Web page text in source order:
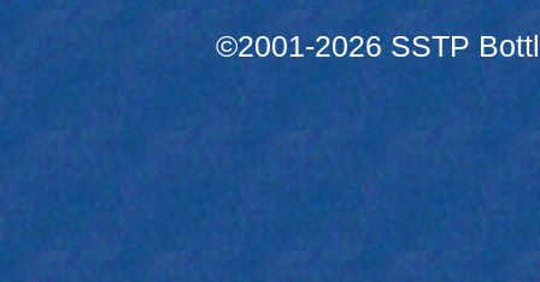
©2001-2026 SSTP